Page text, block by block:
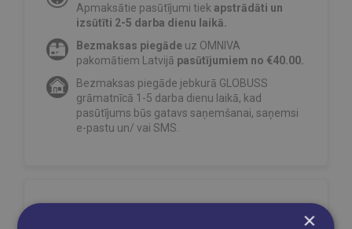
Apmaksātie pasūtījumi tiek apstrādāti un
izsūtīti 2-5 darba dienu laikā.
Bezmaksas piegāde uz OMNIVA
pakomātiem Latvijā pasūtījumiem no €40.00.
Bezmaksas piegāde jebkurā GLOBUSS
grāmatnīcā 1-5 darba dienu laikā, kad
pasūtījums būs gatavs saņemšanai, saņemsi
e-pastu un/ vai SMS.
×